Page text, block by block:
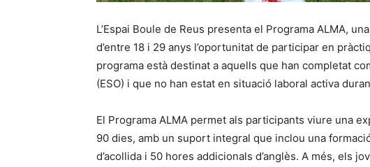
L’Espai Boule de Reus presenta el Programa ALMA,
d’entre 18 i 29 anys l’oportunitat de participar en
programa està destinat a aquells que han completat
(ESO) i que no han estat en situació laboral activa
El Programa ALMA permet als participants viure una
90 dies, amb un suport integral que inclou una
d’acollida i 50 hores addicionals d’anglès. A més, els